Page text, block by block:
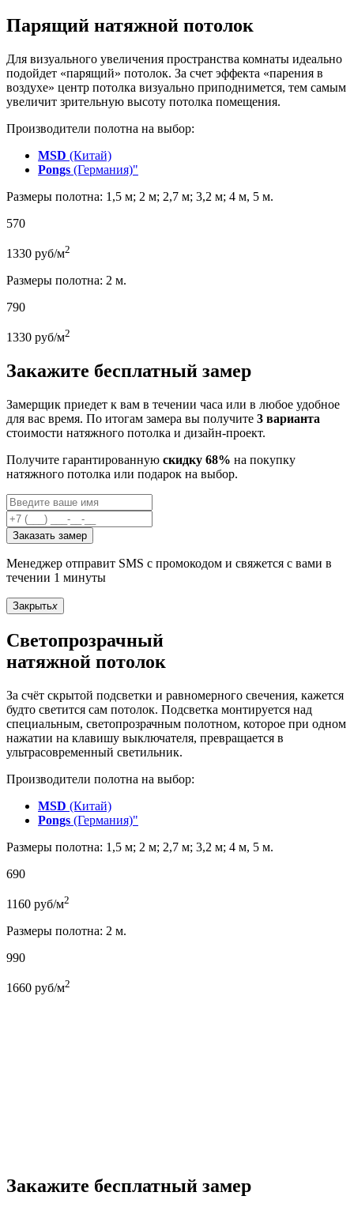
Парящий натяжной потолок
Для визуального увеличения пространства комнаты идеально
подойдет «парящий» потолок. За счет эффекта «парения в
воздухе» центр потолка визуально приподнимется, тем самым
увеличит зрительную высоту потолка помещения.
Производители полотна на выбор:
MSD (Китай)
Pongs (Германия)"
Размеры полотна: 1,5 м; 2 м; 2,7 м; 3,2 м; 4 м, 5 м.
570
1330 руб/м2
Размеры полотна: 2 м.
790
1330 руб/м2
Закажите бесплатный замер
Замерщик приедет к вам в течении часа или в любое удобное
для вас время. По итогам замера вы получите 3 варианта
стоимости натяжного потолка и дизайн-проект.
Получите гарантированную скидку 68% на покупку
натяжного потолка или подарок на выбор.
Заказать замер
Менеджер отправит SMS с промокодом и свяжется с вами в
течении 1 минуты
Закрытьx
Светопрозрачный
натяжной потолок
За счёт скрытой подсветки и равномерного свечения, кажется
будто светится сам потолок. Подсветка монтируется над
специальным, светопрозрачным полотном, которое при одном
нажатии на клавишу выключателя, превращается в
ультрасовременный светильник.
Производители полотна на выбор:
MSD (Китай)
Pongs (Германия)"
Размеры полотна: 1,5 м; 2 м; 2,7 м; 3,2 м; 4 м, 5 м.
690
1160 руб/м2
Размеры полотна: 2 м.
990
1660 руб/м2
Закажите бесплатный замер